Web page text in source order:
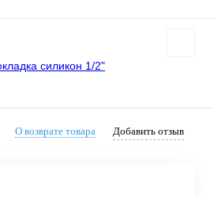
О возврате товара Добавить отзыв